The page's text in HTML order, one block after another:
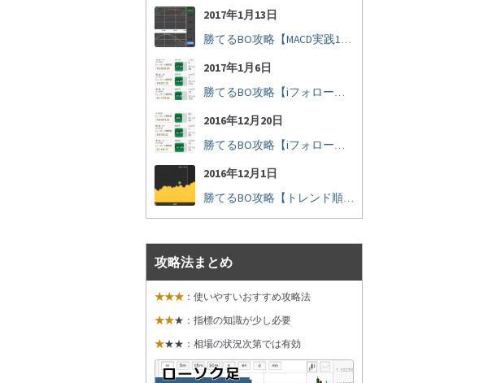
2017年1月13日
勝てるBO攻略【MACD実践16】30秒取引で勝つには
2017年1月6日
勝てるBO攻略【iフォロー実践17】フォロワーの少ない人をフォローする
2016年12月20日
勝てるBO攻略【iフォロー実践16】勝てるトレーダーを見抜く
2016年12月1日
勝てるBO攻略【トレンド順張り実践35】下落からの反発を見極める
攻略法まとめ
★★★ ：使いやすいおすすめ攻略法
★★★：指標の知識が少し必要
★★★：相場の状況次第では有効